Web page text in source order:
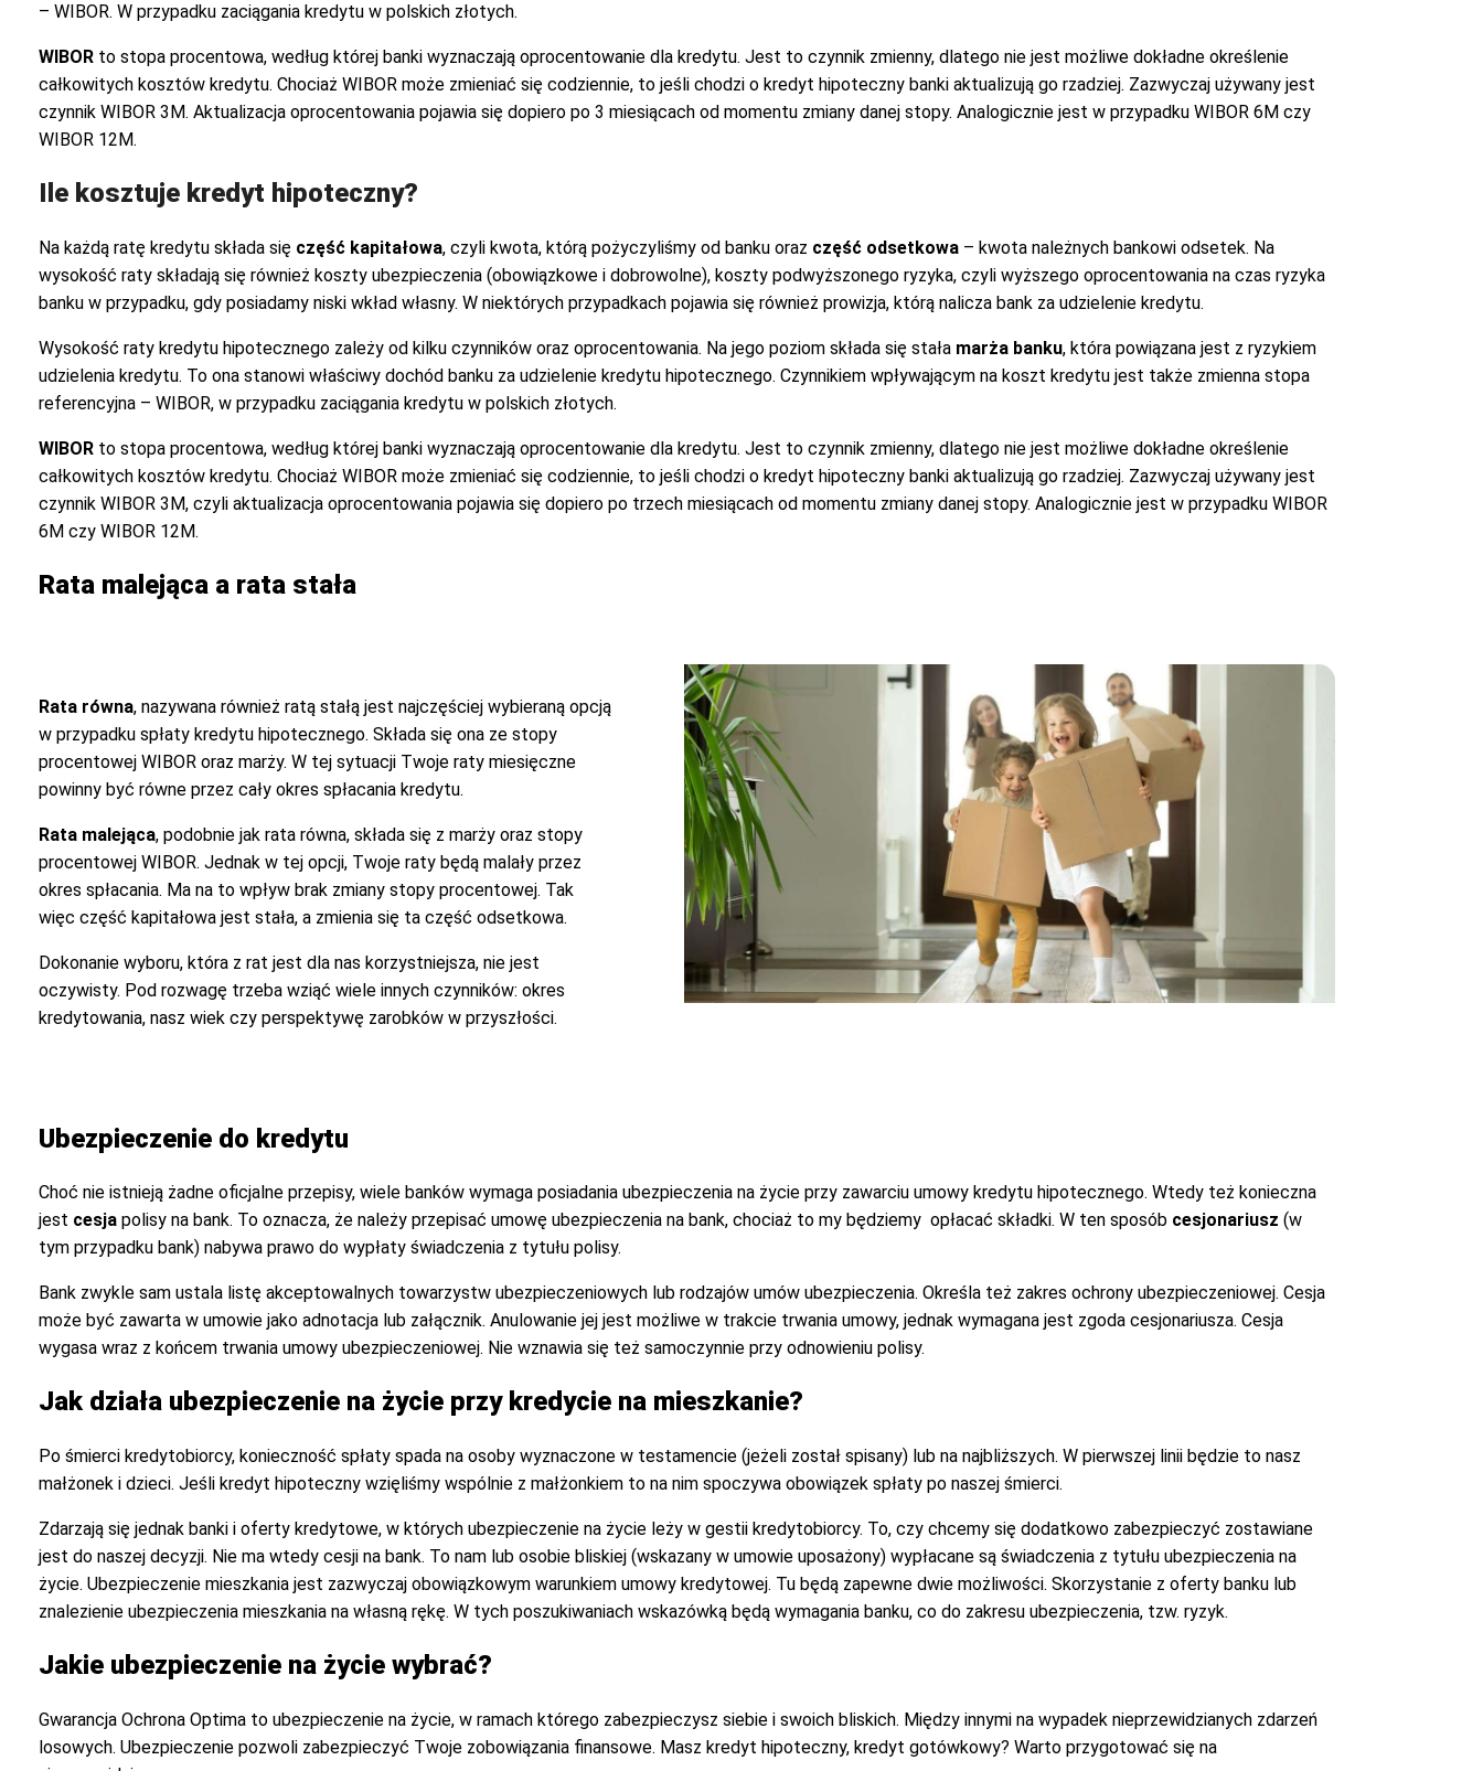
– WIBOR. W przypadku zaciągania kredytu w polskich złotych.
WIBOR to stopa procentowa, według której banki wyznaczają oprocentowanie dla kredytu. Jest to czynnik zmienny, dlatego nie jest możliwe dokładne określenie
całkowitych kosztów kredytu. Chociaż WIBOR może zmieniać się codziennie, to jeśli chodzi o kredyt hipoteczny banki aktualizują go rzadziej. Zazwyczaj używany jest
czynnik WIBOR 3M. Aktualizacja oprocentowania pojawia się dopiero po 3 miesiącach od momentu zmiany danej stopy. Analogicznie jest w przypadku WIBOR 6M czy
WIBOR 12M.
Ile kosztuje kredyt hipoteczny?
Na każdą ratę kredytu składa się część kapitałowa, czyli kwota, którą pożyczyliśmy od banku oraz część odsetkowa – kwota należnych bankowi odsetek. Na
wysokość raty składają się również koszty ubezpieczenia (obowiązkowe i dobrowolne), koszty podwyższonego ryzyka, czyli wyższego oprocentowania na czas ryzyka
banku w przypadku, gdy posiadamy niski wkład własny. W niektórych przypadkach pojawia się również prowizja, którą nalicza bank za udzielenie kredytu.
Wysokość raty kredytu hipotecznego zależy od kilku czynników oraz oprocentowania. Na jego poziom składa się stała marża banku, która powiązana jest z ryzykiem
udzielenia kredytu. To ona stanowi właściwy dochód banku za udzielenie kredytu hipotecznego. Czynnikiem wpływającym na koszt kredytu jest także zmienna stopa
referencyjna – WIBOR, w przypadku zaciągania kredytu w polskich złotych.
WIBOR to stopa procentowa, według której banki wyznaczają oprocentowanie dla kredytu. Jest to czynnik zmienny, dlatego nie jest możliwe dokładne określenie
całkowitych kosztów kredytu. Chociaż WIBOR może zmieniać się codziennie, to jeśli chodzi o kredyt hipoteczny banki aktualizują go rzadziej. Zazwyczaj używany jest
czynnik WIBOR 3M, czyli aktualizacja oprocentowania pojawia się dopiero po trzech miesiącach od momentu zmiany danej stopy. Analogicznie jest w przypadku WIBOR
6M czy WIBOR 12M.
Rata malejąca a rata stała
Rata równa, nazywana również ratą stałą jest najczęściej wybieraną opcją
w przypadku spłaty kredytu hipotecznego. Składa się ona ze stopy
procentowej WIBOR oraz marży. W tej sytuacji Twoje raty miesięczne
powinny być równe przez cały okres spłacania kredytu.
Rata malejąca, podobnie jak rata równa, składa się z marży oraz stopy
procentowej WIBOR. Jednak w tej opcji, Twoje raty będą malały przez
okres spłacania. Ma na to wpływ brak zmiany stopy procentowej. Tak
więc część kapitałowa jest stała, a zmienia się ta część odsetkowa.
Dokonanie wyboru, która z rat jest dla nas korzystniejsza, nie jest
oczywisty. Pod rozwagę trzeba wziąć wiele innych czynników: okres
kredytowania, nasz wiek czy perspektywę zarobków w przyszłości.
Ubezpieczenie do kredytu
Choć nie istnieją żadne oficjalne przepisy, wiele banków wymaga posiadania ubezpieczenia na życie przy zawarciu umowy kredytu hipotecznego. Wtedy też konieczna
jest cesja polisy na bank. To oznacza, że należy przepisać umowę ubezpieczenia na bank, chociaż to my będziemy opłacać składki. W ten sposób cesjonariusz (w
tym przypadku bank) nabywa prawo do wypłaty świadczenia z tytułu polisy.
Bank zwykle sam ustala listę akceptowalnych towarzystw ubezpieczeniowych lub rodzajów umów ubezpieczenia. Określa też zakres ochrony ubezpieczeniowej. Cesja
może być zawarta w umowie jako adnotacja lub załącznik. Anulowanie jej jest możliwe w trakcie trwania umowy, jednak wymagana jest zgoda cesjonariusza. Cesja
wygasa wraz z końcem trwania umowy ubezpieczeniowej. Nie wznawia się też samoczynnie przy odnowieniu polisy.
Jak działa ubezpieczenie na życie przy kredycie na mieszkanie?
Po śmierci kredytobiorcy, konieczność spłaty spada na osoby wyznaczone w testamencie (jeżeli został spisany) lub na najbliższych. W pierwszej linii będzie to nasz
małżonek i dzieci. Jeśli kredyt hipoteczny wzięliśmy wspólnie z małżonkiem to na nim spoczywa obowiązek spłaty po naszej śmierci.
Zdarzają się jednak banki i oferty kredytowe, w których ubezpieczenie na życie leży w gestii kredytobiorcy. To, czy chcemy się dodatkowo zabezpieczyć zostawiane
jest do naszej decyzji. Nie ma wtedy cesji na bank. To nam lub osobie bliskiej (wskazany w umowie uposażony) wypłacane są świadczenia z tytułu ubezpieczenia na
życie. Ubezpieczenie mieszkania jest zazwyczaj obowiązkowym warunkiem umowy kredytowej. Tu będą zapewne dwie możliwości. Skorzystanie z oferty banku lub
znalezienie ubezpieczenia mieszkania na własną rękę. W tych poszukiwaniach wskazówką będą wymagania banku, co do zakresu ubezpieczenia, tzw. ryzyk.
Jakie ubezpieczenie na życie wybrać?
Gwarancja Ochrona Optima to ubezpieczenie na życie, w ramach którego zabezpieczysz siebie i swoich bliskich. Między innymi na wypadek nieprzewidzianych zdarzeń
losowych. Ubezpieczenie pozwoli zabezpieczyć Twoje zobowiązania finansowe. Masz kredyt hipoteczny, kredyt gotówkowy? Warto przygotować się na